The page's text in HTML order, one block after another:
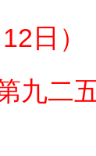
日）
九二